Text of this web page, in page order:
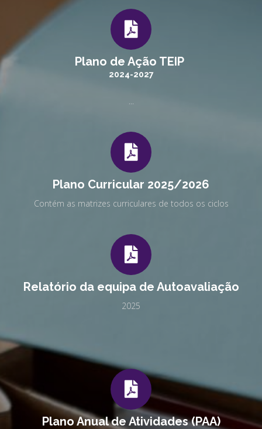
Plano de Ação TEIP
2024-2027
...
Plano Curricular 2025/2026
Contém as matrizes curriculares de todos os ciclos
Relatório da equipa de Autoavaliação
2025
Plano Anual de Atividades (PAA)